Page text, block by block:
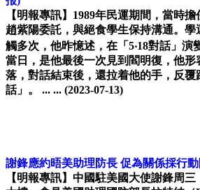
【明報專訊】1989年民運期間，當時
趙紫陽委託，與絕食學生保持溝通。
觸多次，他昨憶述，在「5‧18對話」演
當日，是他最後一次見到閻明復，他形
落，對話結束後，還拉着他的手，反覆
話」。 ... ... (2023-07-13)
謝鋒應約晤美助理防長 促為關係採行
【明報專訊】中國駐美國大使謝鋒周